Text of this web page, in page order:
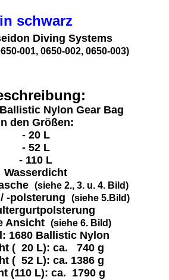
in schwarz
Diving Systems
001, 0650-002, 0650-003)
Nylon Gear Bag
den Größen:
- 20 L
- 52 L
- 110 L
Wasserdicht
(siehe 2., 3. u. 4. Bild)
-polsterung (siehe 5.Bild)
Ansicht (siehe 6. Bild)
1680 Ballistic Nylon
( 20 L): ca. 740 g
( 52 L): ca. 1386 g
(110 L): ca. 1790 g